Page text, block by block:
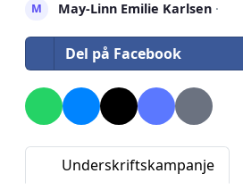
M May-Linn Emilie Karlsen·
Del på Facebook
Underskriftskampanje